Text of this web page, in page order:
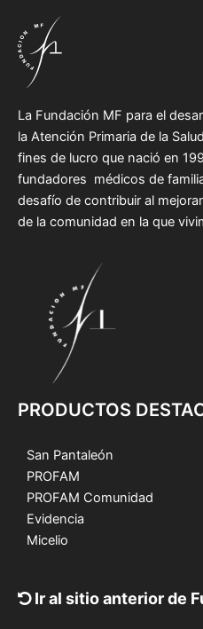
La Fundación MF para el
la Atención Primaria de la
fines de lucro que nació en
fundadores médicos de
desafío de contribuir al
de la comunidad en la que
PRODUCTOS
San Pantaleón
PROFAM
PROFAM Comunidad
Evidencia
Micelio
Ir al sitio anterior de